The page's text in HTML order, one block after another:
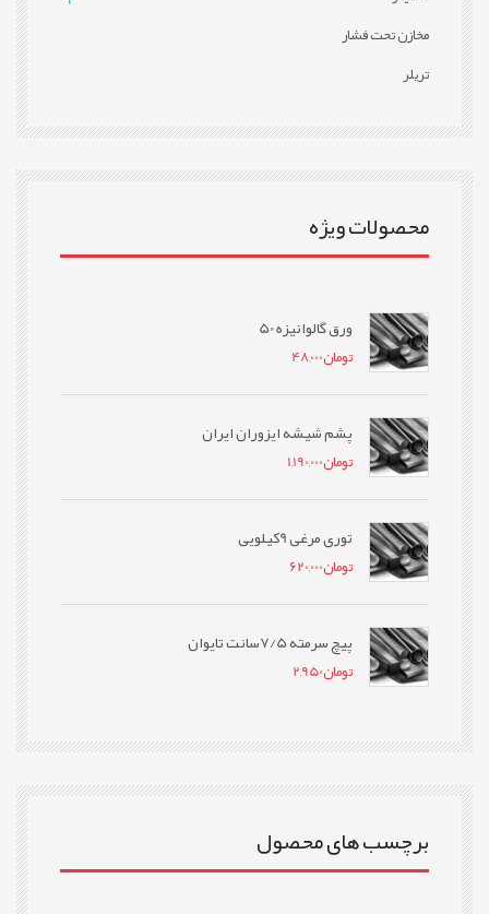
مخازن تحت فشار
تریلر
محصولات ویژه
ورق گالوانیزه 50
تومان48,000
پشم شیشه ایزوران ایران
تومان1,190,000
توری مرغی 9کیلویی
تومان620,000
پیچ سرمته 7/5سانت تایوان
تومان2,950
برچسب های محصول